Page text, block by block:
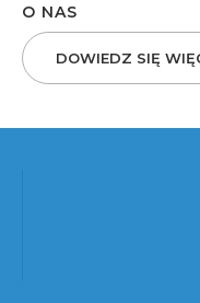
O NAS
DOWIEDZ SIĘ